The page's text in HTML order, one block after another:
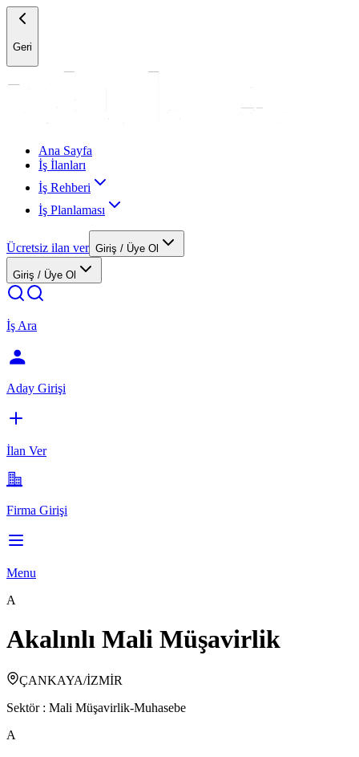
Geri
Ana Sayfa
İş İlanları
İş Rehberi
İş Planlaması
Ücretsiz ilan ver Giriş / Üye Ol
Giriş / Üye Ol
İş Ara
Aday Girişi
İlan Ver
Firma Girişi
Menu
A
Akalınlı Mali Müşavirlik
ÇANKAYA/İZMİR
Sektör : Mali Müşavirlik-Muhasebe
A